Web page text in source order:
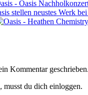
Kommentar
musst du dich einloggen.